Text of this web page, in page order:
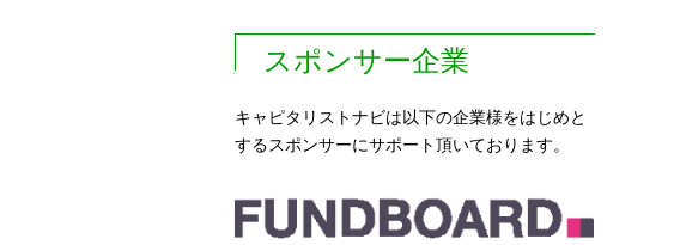
スポンサー企業
キャピタリストナビは以下の企業様をはじめと
するスポンサーにサポート頂いております。